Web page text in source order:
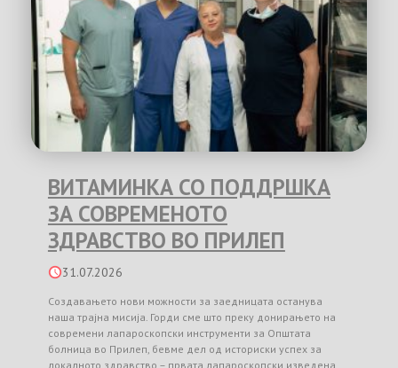
ВИТАМИНКА СО ПОДДРШКА
ЗА СОВРЕМЕНОТО
ЗДРАВСТВО ВО ПРИЛЕП
31.07.2026
Создавањето нови можности за заедницата останува
наша трајна мисија. Горди сме што преку донирањето на
современи лапароскопски инструменти за Општата
болница во Прилеп, бевме дел од историски успех за
локалното здравство – првата лапароскопски изведена